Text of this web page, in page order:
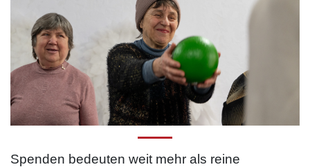
Spenden bedeuten weit mehr als reine